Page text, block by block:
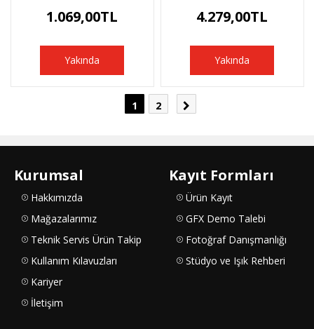
1.069,00TL
Yakında
4.279,00TL
Yakında
1 2
Kurumsal
Hakkımızda
Mağazalarımız
Teknik Servis Ürün Takip
Kullanım Kılavuzları
Kariyer
İletişim
Kayıt Formları
Ürün Kayıt
GFX Demo Talebi
Fotoğraf Danışmanlığı
Stüdyo ve Işık Rehberi